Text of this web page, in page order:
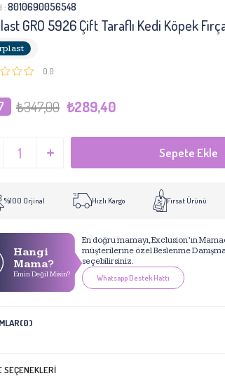
: 8010690056548
GRO 5926 Çift Taraflı Kedi Köpek
0.0
₺347,00 ₺289,40
%100 Orjinal Hızlı Kargo Fırsat Ürünü
Hangi
Mama?
Emin Değil Misin?
En doğru mamayı, Exclusion’ın
müşterilerine özel Beslenme
seçebilirsiniz.
Whatsapp Destek Hattı
(0)
SEÇENEKLERI